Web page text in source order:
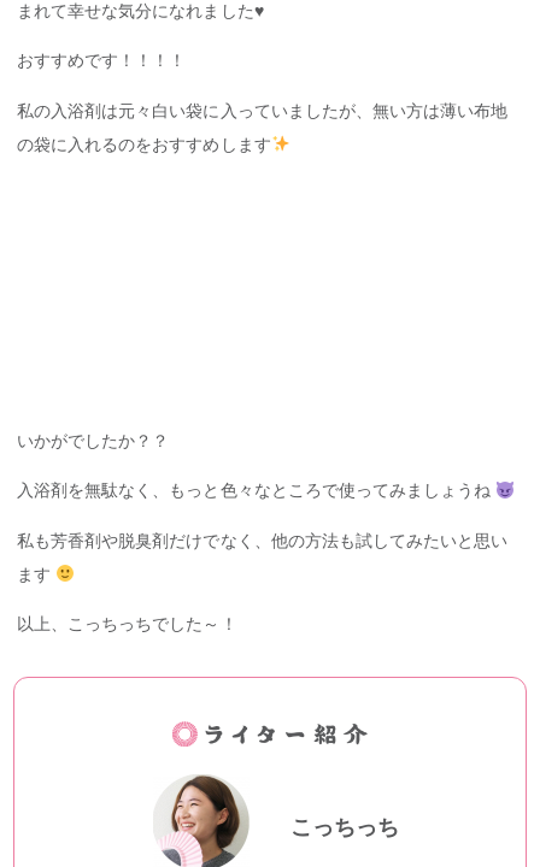
まれて幸せな気分になれました♥
おすすめです！！！！
私の入浴剤は元々白い袋に入っていましたが、無い方は薄い布地
の袋に入れるのをおすすめします
いかがでしたか？？
入浴剤を無駄なく、もっと色々なところで使ってみましょうね
私も芳香剤や脱臭剤だけでなく、他の方法も試してみたいと思い
ます
以上、こっちっちでした～！
こっちっち